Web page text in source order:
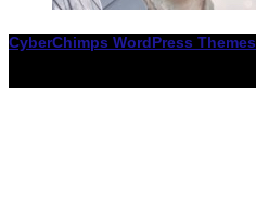
CyberChimps WordPress Themes